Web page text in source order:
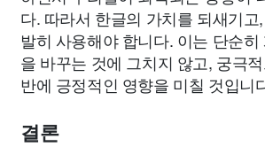
다. 따라서 한글의 가치를 되새기
발히 사용해야 합니다. 이는 단순
을 바꾸는 것에 그치지 않고, 궁극
반에 긍정적인 영향을 미칠 것입니
결론